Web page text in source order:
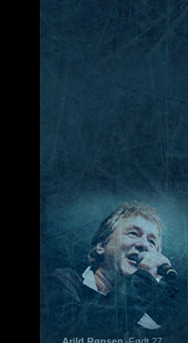
Arild Rønsen . Født 27.